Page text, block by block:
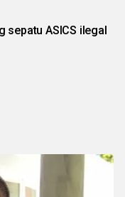
sepatu ASICS ilegal